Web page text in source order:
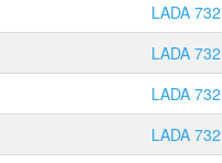
LADA 732
LADA 732
LADA 732
LADA 732